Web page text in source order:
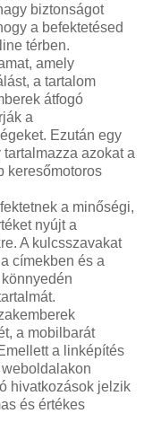
biztonságot
a befektetésed
térben.
amely
a tartalom
átfogó
a
Ezután egy
azokat a
keresőmotoros
a minőségi,
nyújt a
A kulcsszavakat
címekben és a
a mobilbarát
a linképítés
hivatkozások jelzik
és értékes